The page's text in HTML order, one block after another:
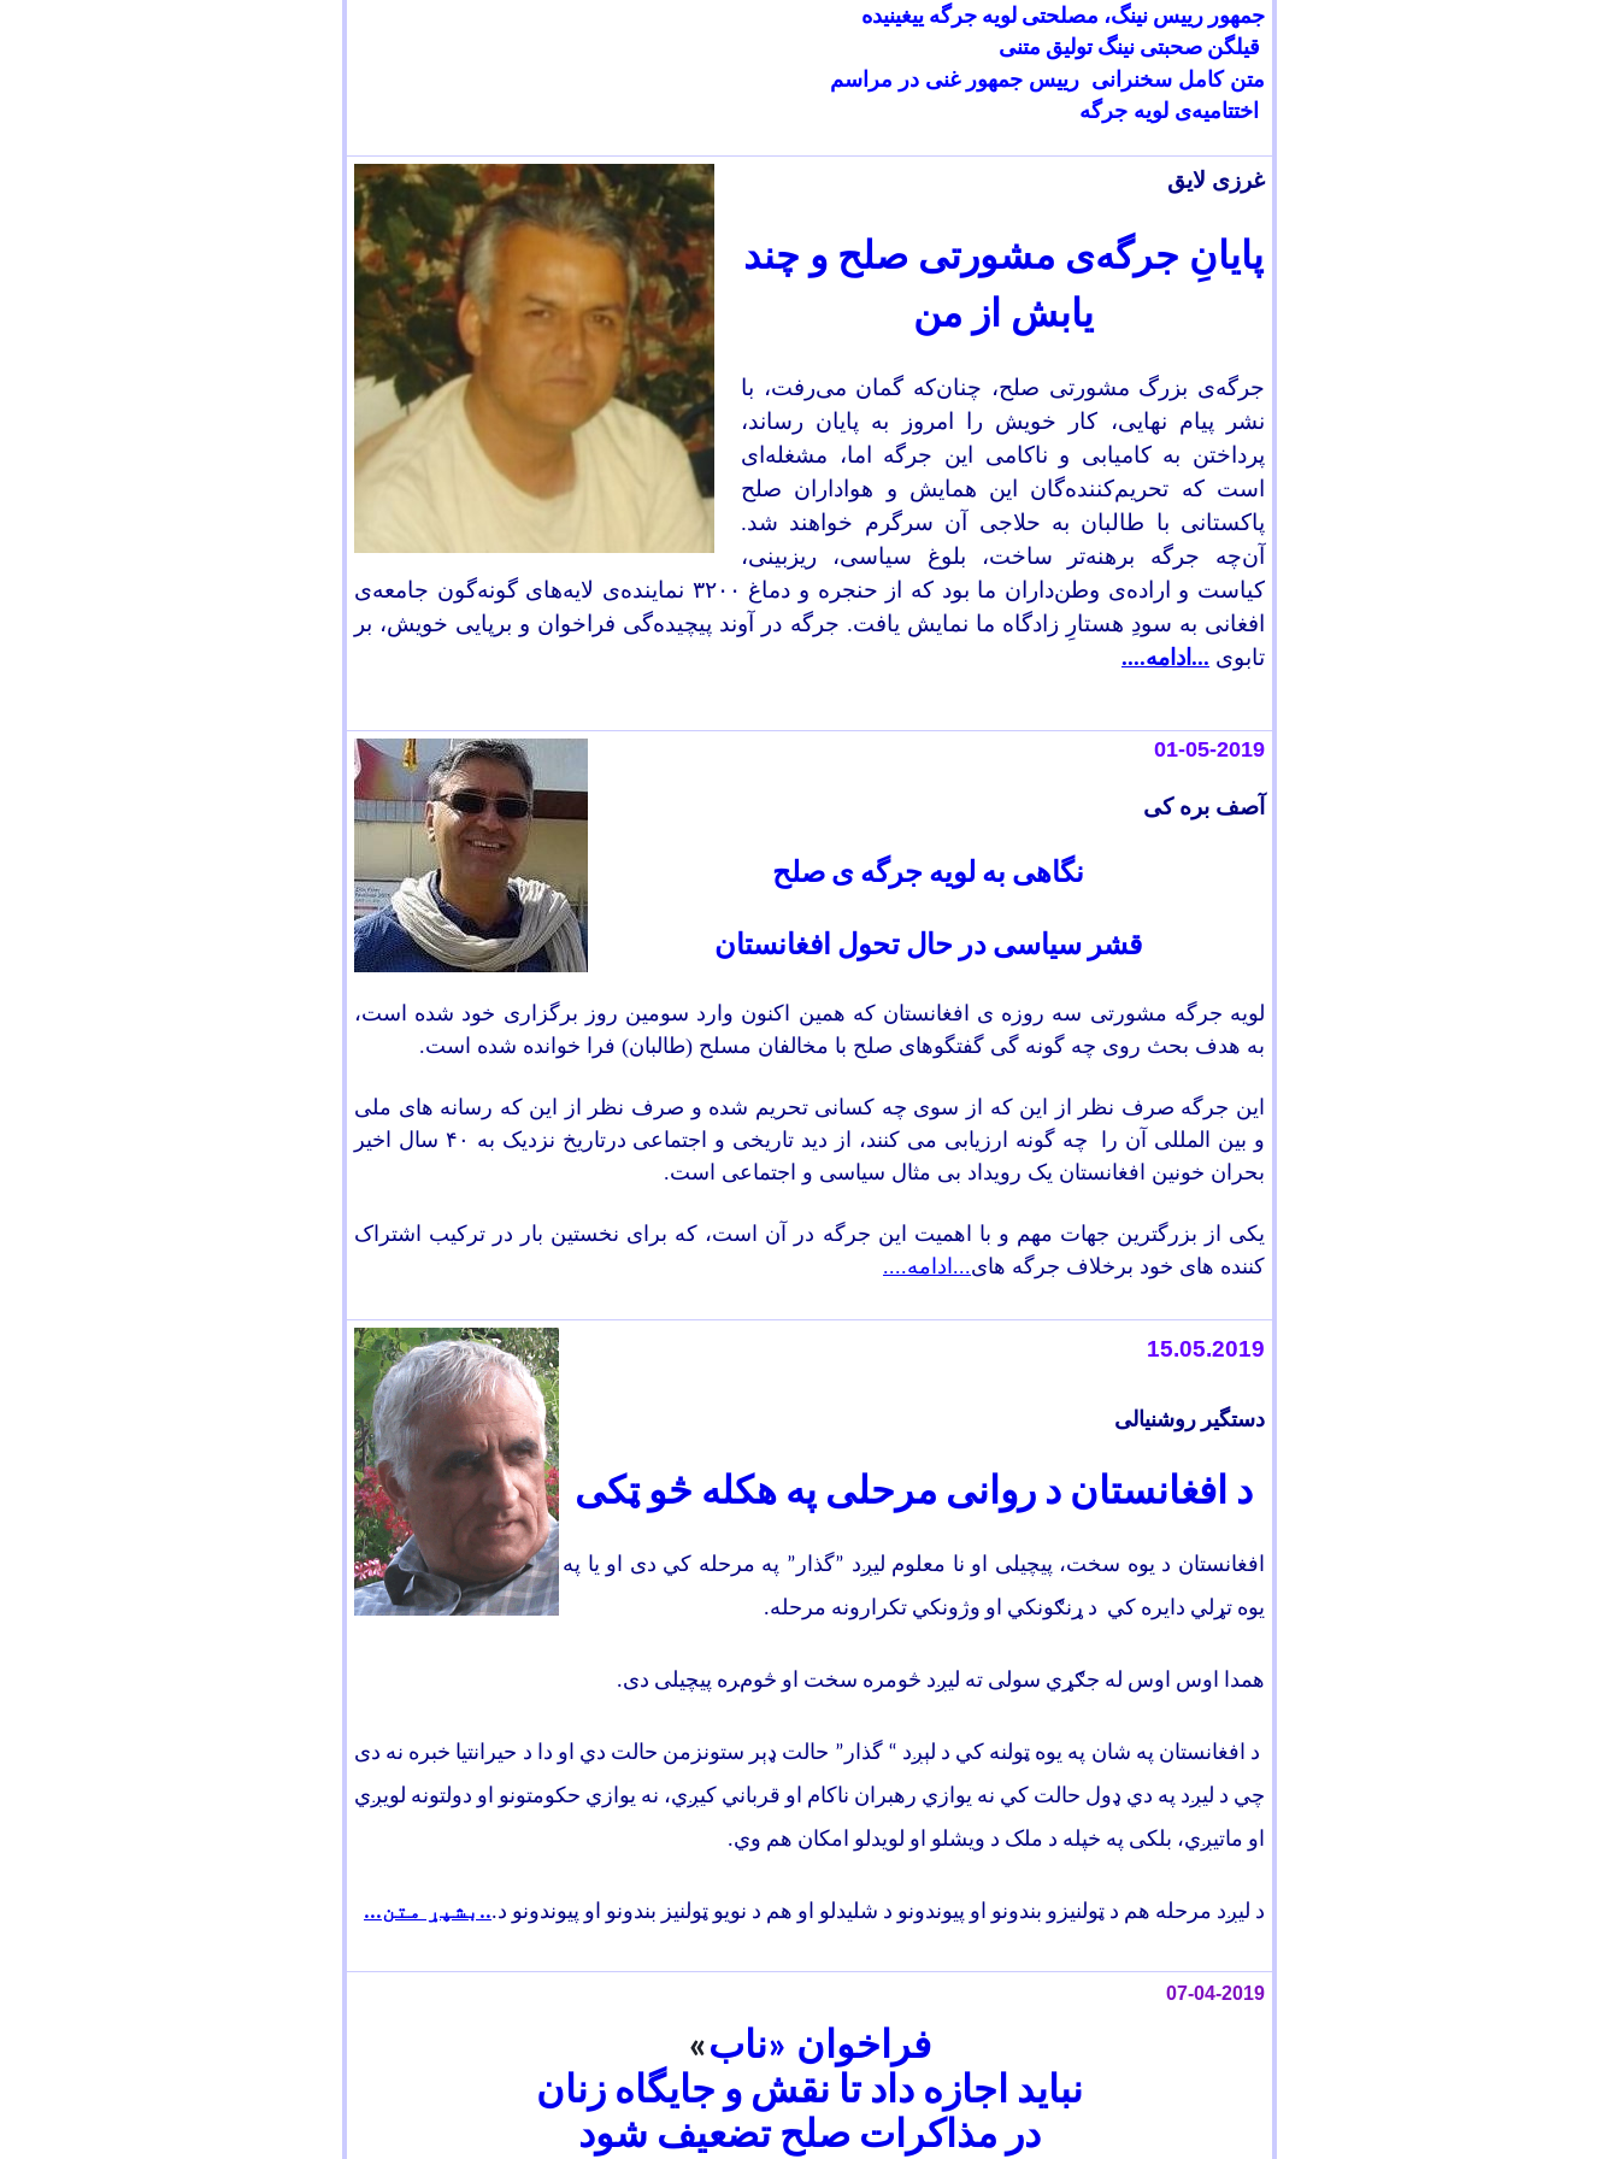
جمهور رییس نینگ، مصلحتی لویه جرگه ییغینیده
قیلگن صحبتی نینگ تولیق متنی
متن کامل سخنرانی رییس جمهور غنی در مراسم
اختتامیه‌ی لویه جرگه
غرزی لایق
پایانِ جرگه‌ی مشورتی صلح و چند
یابش از من
جرگه‌ی بزرگ مشورتی صلح، چنان‌که گمان‌ می‌رفت، با
نشر پیام نهایی، کار خویش را امروز به پایان رساند،
پرداختن به کامیابی و ناکامی این جرگه اما، مشغله‌ای
است که تحریم‌کننده‌گان این همایش و هواداران صلح
پاکستانی با طالبان به حلاجی آن سرگرم خواهند شد.
آن‌چه جرگه برهنه‌تر ساخت، بلوغ سیاسی، ریزبینی،
کیاست و اراده‌ی وطن‌داران ما بود که از حنجره و دماغ ۳۲۰۰ نماینده‌ی لایه‌های گونه‌گون جامعه‌ی
افغانی به سودِ هستارِ زادگاه ما نمایش یافت. جرگه در آوند پیچیده‌گی فراخوان و برپایی خویش، بر
تابوی ...ادامه....
01-05-2019
آصف بره کی
نگاهی به لویه جرگه ی صلح
قشر سیاسی در حال تحول افغانستان
لویه جرگه مشورتی سه روزه ی افغانستان که همین اکنون وارد سومین روز برگزاری خود شده است،
به هدف بحث روی چه گونه گی گفتگوهای صلح با مخالفان مسلح (طالبان) فرا خوانده شده است.
این جرگه صرف نظر از این که از سوی چه کسانی تحریم شده و صرف نظر از این که رسانه های ملی
و بین المللی آن را چهگونه ارزیابی می کنند، از دید تاریخی و اجتماعی درتاریخ نزدیک به ۴۰ سال اخیر
بحران خونین افغانستان یک رویداد بی مثال سیاسی و اجتماعی است.
یکی از بزرگترین جهات مهم و با اهمیت این جرگه در آن است، که برای نخستین بار در ترکیب اشتراک
کننده های خود برخلاف جرگه های...ادامه....
15.05.2019
دستگیر روشنیالی
د افغانستان د روانی مرحلی په هکله څو ټکی
افغانستان د یوه سخت، پيچیلی او نا معلوم لیږد ”گذار” په مرحله کي دی او يا په
يوه تړلي دايره کي د ړنګونکي او وژونکي تکرارونه مرحله.
همدا اوس اوس له جګړي سولی ته لیږد څومره سخت او څومره پيچيلی دی.
د افغانستان په شان په يوه ټولنه کي د لېږد “ گذار” حالت ډېر ستونزمن حالت دي او دا د حيرانتيا خبره نه دی
چي د ليږد په دي ډول حالت کي نه يوازي رهبران ناکام او قرباني کيږي، نه يوازي حکومتونو او دولتونه لويږي
او ماتيږي، بلکی په خپله د ملک د ويشلو او لويدلو امکان هم وي.
د لیږد مرحله هم د ټولنيزو بندونو او پیوندونو د شلیدلو او هم د نويو ټولنيز بندونو او پیوندونو د...بشپړ متن...
07-04-2019
فراخوان «ناب»
نباید اجازه داد تا نقش و جایگاه زنان
در مذاکرات صلح تضعیف شود